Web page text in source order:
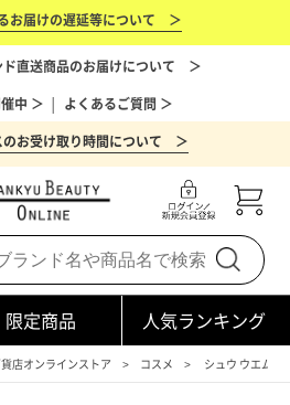
お届けの遅延等について ＞
ド直送商品のお届けについて ＞
中 ＞ │ よくあるご質問 ＞
のお受け取り時間について ＞
限定商品 人気ランキング
店オンラインストア コスメ シュウ ウエム